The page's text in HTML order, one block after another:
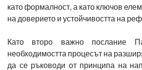
като формалност, а като ключов
на доверието и устойчивостта на
Като второ важно послание
необходимостта процесът на
да се ръководи от принципа на